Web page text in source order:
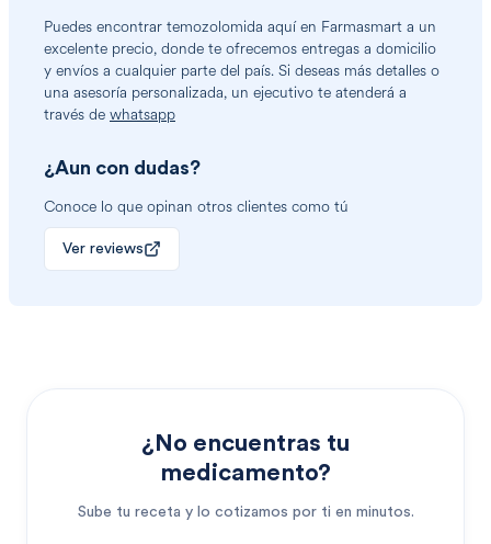
Puedes encontrar temozolomida aquí en Farmasmart a un
excelente precio, donde te ofrecemos entregas a domicilio
y envíos a cualquier parte del país. Si deseas más detalles o
una asesoría personalizada, un ejecutivo te atenderá a
través de whatsapp
¿Aun con dudas?
Conoce lo que opinan otros clientes como tú
Ver reviews
¿No encuentras tu
medicamento?
Sube tu receta y lo cotizamos por ti en minutos.